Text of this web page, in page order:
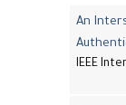
An
IEEE